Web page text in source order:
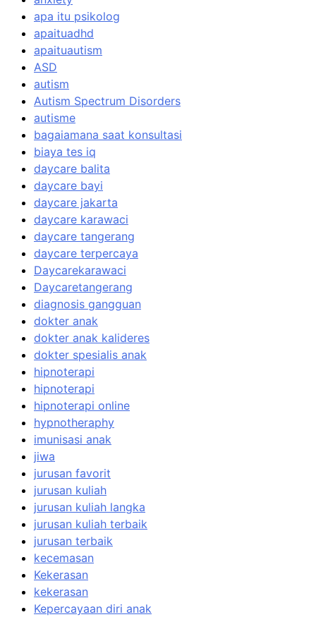
apa itu psikolog
apaituadhd
apaituautism
ASD
autism
Autism Spectrum Disorders
autisme
bagaiamana saat konsultasi
biaya tes iq
daycare balita
daycare bayi
daycare jakarta
daycare karawaci
daycare tangerang
daycare terpercaya
Daycarekarawaci
Daycaretangerang
diagnosis gangguan
dokter anak
dokter anak kalideres
dokter spesialis anak
hipnoterapi
hipnoterapi
hipnoterapi online
hypnotheraphy
imunisasi anak
jiwa
jurusan favorit
jurusan kuliah
jurusan kuliah langka
jurusan kuliah terbaik
jurusan terbaik
kecemasan
Kekerasan
kekerasan
Kepercayaan diri anak